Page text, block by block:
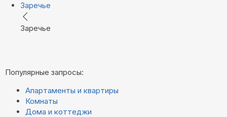
Заречье
Заречье
Популярные запросы:
Апартаменты и квартиры
Комнаты
Дома и коттеджи